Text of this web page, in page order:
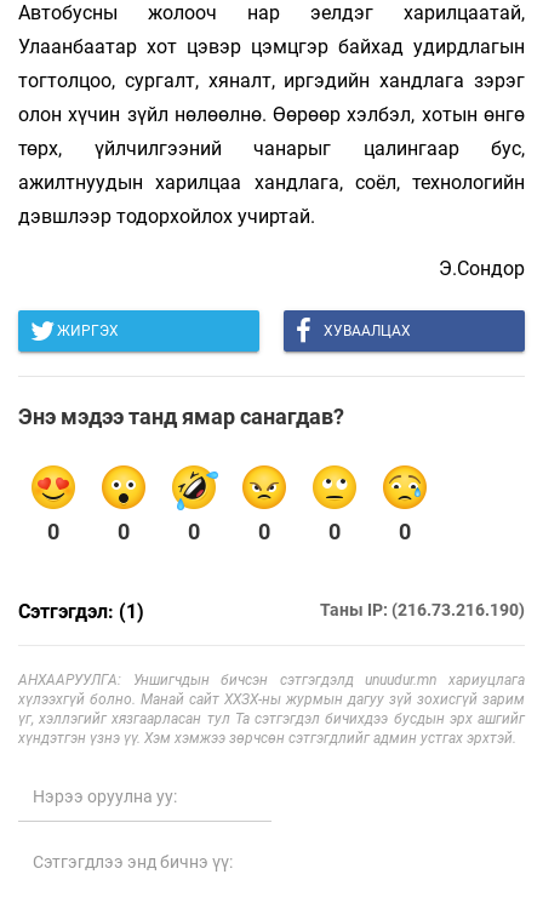
Автобусны жолооч нар эелдэг харилцаатай,
Улаанбаатар хот цэвэр цэмцгэр байхад удирдлагын
тогтолцоо, сургалт, хяналт, иргэдийн хандлага зэрэг
олон хүчин зүйл нөлөөлнө. Өөрөөр хэлбэл, хотын өнгө
төрх, үйлчилгээний чанарыг цалингаар бус,
ажилтнуудын харилцаа хандлага, соёл, технологийн
дэвшлээр тодорхойлох учиртай.
Э.Сондор
ЖИРГЭХ ХУВААЛЦАХ
Энэ мэдээ танд ямар санагдав?
0 0 0 0 0 0
Сэтгэгдэл: (1) Таны IP: (216.73.216.190)
АНХААРУУЛГА: Уншигчдын бичсэн сэтгэгдэлд unuudur.mn хариуцлага
хүлээхгүй болно. Манай сайт ХХЗХ-ны журмын дагуу зүй зохисгүй зарим
үг, хэллэгийг хязгаарласан тул Та сэтгэгдэл бичихдээ бусдын эрх ашгийг
хүндэтгэн үзнэ үү. Хэм хэмжээ зөрчсөн сэтгэгдлийг админ устгах эрхтэй.